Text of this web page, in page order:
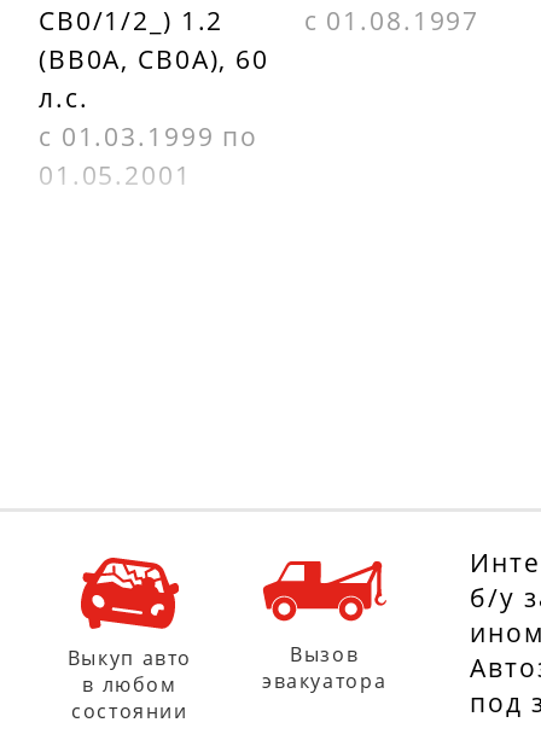
CB0/1/2_) 1.2
(BB0A, CB0A), 60
л.с.
с 01.03.1999 по
01.05.2001
с 01.08.1997
б/у
под
Выкуп авто
в любом
состоянии
Вызов
эвакуатора